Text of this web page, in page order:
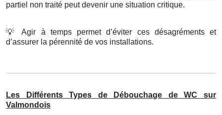
partiel non traité peut devenir une situation critique.
💡
Agir à temps permet d’éviter ces désagréments et
d’assurer la pérennité de vos installations.
Les Différents Types de Débouchage de WC sur
Valmondois